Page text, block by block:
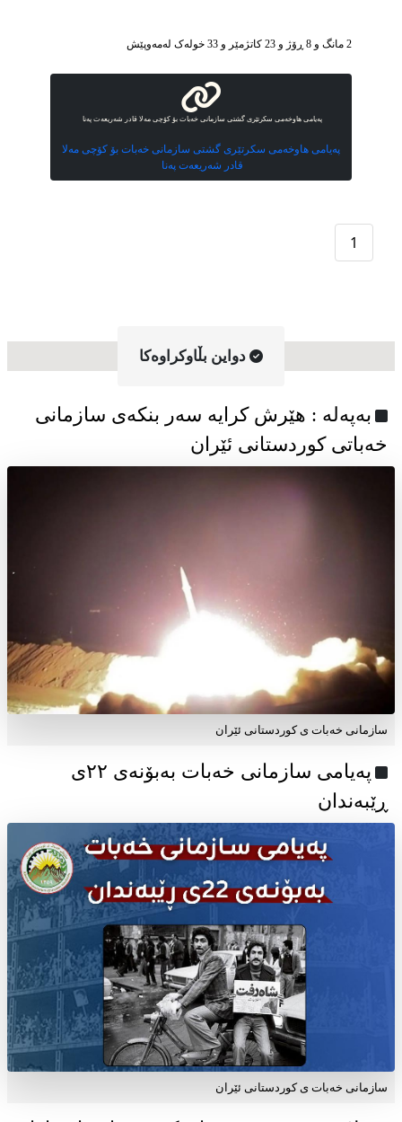
2 مانگ و 8 ڕۆژ و 23 کاتژمێر و 33 خوله‌ک له‌مه‌وپێش‌
پەیامی هاوخەمی سکرتێری گشتی سازمانی خەبات بۆ کۆچی مەلا قادر شەریعەت پەنا
پەیامی هاوخەمی سکرتێری گشتی سازمانی خەبات بۆ کۆچی مەلا
قادر شەریعەت پەنا
1
دواین بڵاوکراوه‌کا
به‌په‌له‌ : هێرش کرایە سەر بنکەی سازمانی
خەباتی کوردستانی ئێران
سازمانی خەبات ی کوردستانی ئێران
پەیامی سازمانی خەبات بەبۆنەی ۲۲ی
ڕێبەندان
سازمانی خەبات ی كوردستانی ئێران